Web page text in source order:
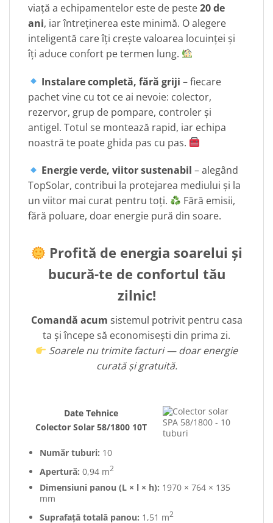
viață a echipamentelor este de peste20 de
ani, iar întreținerea este minimă. O alegere
inteligentă care îți crește valoarea locuinței și
îți aduce confort pe termen lung.
Instalare completă, fără griji – fiecare
pachet vine cu tot ce ai nevoie: colector,
rezervor, grup de pompare, controler și
antigel. Totul se montează rapid, iar echipa
noastră te poate ghida pas cu pas.
Energie verde, viitor sustenabil – alegând
TopSolar, contribui la protejarea mediului și la
un viitor mai curat pentru toți.
Fără emisii,
fără poluare, doar energie pură din soare.
Profită de energia soarelui și
bucură-te de confortul tău
zilnic!
Comandă acum sistemul potrivit pentru casa
ta și începe să economisești din prima zi.
Soarele nu trimite facturi — doar energie
curată și gratuită.
Date Tehnice
Colector Solar 58/1800 10T
Număr tuburi: 10
Apertură: 0,94 m2
Dimensiuni panou (L × l × h): 1970 × 764 × 135
mm
Suprafață totală panou: 1,51 m2